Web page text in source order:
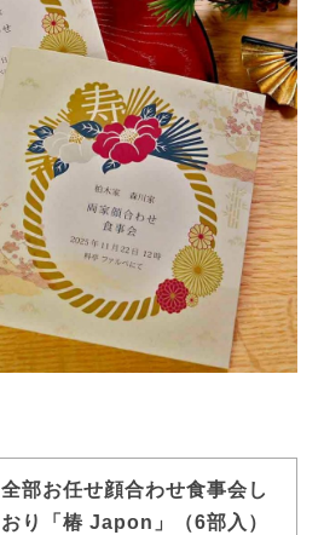
全部お任せ顔合わせ食事会し
おり「椿 Japon」（6部入）